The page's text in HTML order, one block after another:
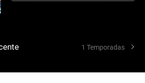
1 Temporadas